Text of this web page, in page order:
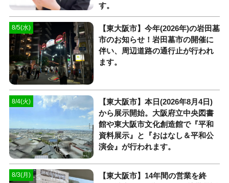
す。
8/5(水)
【東大阪市】今年(2026年)の岩田墓
市のお知らせ！岩田墓市の開催に
伴い、周辺道路の通行止が行われ
ます。
8/4(火)
【東大阪市】本日(2026年8月4日)
から展示開始。大阪府立中央図書
館や東大阪市文化創造館で『平和
資料展示』と『おはなし＆平和公
演会』が行われます。
8/3(月)
【東大阪市】14年間の営業を終